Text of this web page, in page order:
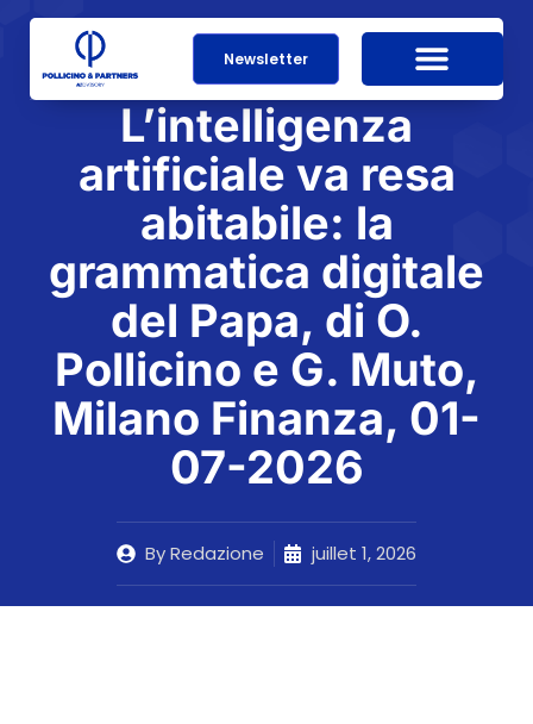
Newsletter
L’intelligenza
artificiale va resa
abitabile: la
grammatica digitale
del Papa, di O.
Pollicino e G. Muto,
Milano Finanza, 01-
07-2026
ByRedazione juillet 1, 2026